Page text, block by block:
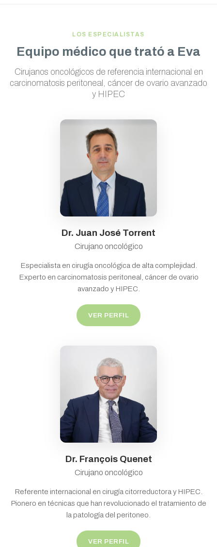
LOS ESPECIALISTAS
Equipo médico que trató a Eva
Cirujanos oncológicos de referencia internacional en
carcinomatosis peritoneal, cáncer de ovario avanzado
y HIPEC
Dr. Juan José Torrent
Cirujano oncológico
Especialista en cirugía oncológica de alta complejidad.
Experto en carcinomatosis peritoneal, cáncer de ovario
avanzado y HIPEC.
VER PERFIL
Dr. François Quenet
Cirujano oncológico
Referente internacional en cirugía citorreductora y HIPEC.
Pionero en técnicas que han revolucionado el tratamiento de
la patología del peritoneo.
VER PERFIL